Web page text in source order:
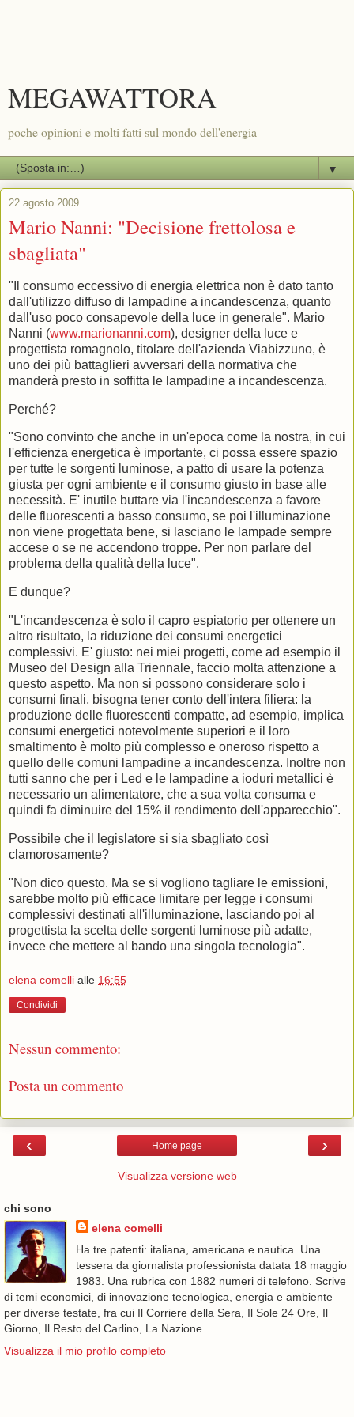
MEGAWATTORA
poche opinioni e molti fatti sul mondo dell'energia
▼
22 agosto 2009
Mario Nanni: "Decisione frettolosa e
sbagliata"
"Il consumo eccessivo di energia elettrica non è dato tanto
dall'utilizzo diffuso di lampadine a incandescenza, quanto
dall'uso poco consapevole della luce in generale". Mario
Nanni (www.marionanni.com), designer della luce e
progettista romagnolo, titolare dell'azienda Viabizzuno, è
uno dei più battaglieri avversari della normativa che
manderà presto in soffitta le lampadine a incandescenza.
Perché?
"Sono convinto che anche in un'epoca come la nostra, in cui
l'efficienza energetica è importante, ci possa essere spazio
per tutte le sorgenti luminose, a patto di usare la potenza
giusta per ogni ambiente e il consumo giusto in base alle
necessità. E' inutile buttare via l'incandescenza a favore
delle fluorescenti a basso consumo, se poi l'illuminazione
non viene progettata bene, si lasciano le lampade sempre
accese o se ne accendono troppe. Per non parlare del
problema della qualità della luce".
E dunque?
"L'incandescenza è solo il capro espiatorio per ottenere un
altro risultato, la riduzione dei consumi energetici
complessivi. E' giusto: nei miei progetti, come ad esempio il
Museo del Design alla Triennale, faccio molta attenzione a
questo aspetto. Ma non si possono considerare solo i
consumi finali, bisogna tener conto dell'intera filiera: la
produzione delle fluorescenti compatte, ad esempio, implica
consumi energetici notevolmente superiori e il loro
smaltimento è molto più complesso e oneroso rispetto a
quello delle comuni lampadine a incandescenza. Inoltre non
tutti sanno che per i Led e le lampadine a ioduri metallici è
necessario un alimentatore, che a sua volta consuma e
quindi fa diminuire del 15% il rendimento dell'apparecchio".
Possibile che il legislatore si sia sbagliato così
clamorosamente?
"Non dico questo. Ma se si vogliono tagliare le emissioni,
sarebbe molto più efficace limitare per legge i consumi
complessivi destinati all'illuminazione, lasciando poi al
progettista la scelta delle sorgenti luminose più adatte,
invece che mettere al bando una singola tecnologia".
elena comelli alle 16:55
Condividi
Nessun commento:
Posta un commento
‹ ›
Home page
Visualizza versione web
chi sono
elena comelli
Ha tre patenti: italiana, americana e nautica. Una
tessera da giornalista professionista datata 18 maggio
1983. Una rubrica con 1882 numeri di telefono. Scrive
di temi economici, di innovazione tecnologica, energia e ambiente
per diverse testate, fra cui Il Corriere della Sera, Il Sole 24 Ore, Il
Giorno, Il Resto del Carlino, La Nazione.
Visualizza il mio profilo completo